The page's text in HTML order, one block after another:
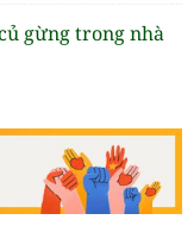
gừng trong nhà